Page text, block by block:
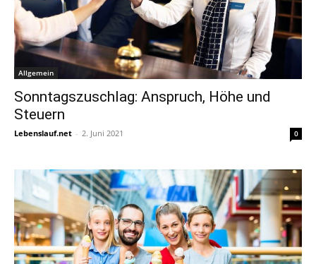
Allgemein
Sonntagszuschlag: Anspruch, Höhe und
Steuern
Lebenslauf.net - 2. Juni 2021 0